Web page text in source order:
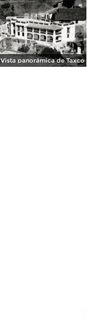
Vista panorámica de Taxco